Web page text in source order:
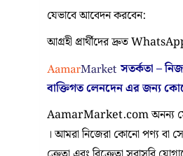
যেভাবে আবেদন করবেন:
আগ্রহী প্রার্থীদের দ্রুত
সতর্কতা –
বাক্তিগত লেনদেন এর জন্য
AamarMarket.com অনন্য
। আমরা নিজেরা কোনো পণ্য বা